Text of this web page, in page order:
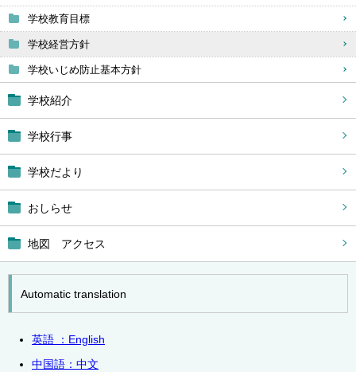
学校教育目標
学校経営方針
学校いじめ防止基本方針
学校紹介
学校行事
学校だより
おしらせ
地図 アクセス
Automatic translation
英語 ：English
中国語：中文